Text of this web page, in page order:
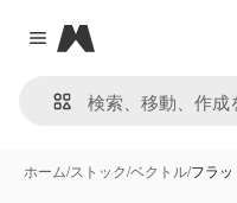
Close menu
Magnific
ホーム/ストック/ベクトル/フラ